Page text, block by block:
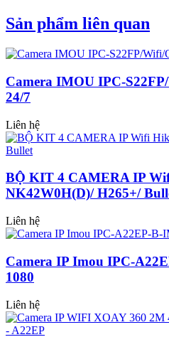
Sản phẩm liên quan
Camera IMOU IPC-
24/7
Liên hệ
BỘ KIT 4 CAMERA IP
NK42W0H(D)/ H265+/
Liên hệ
Camera IP Imou IPC-
1080
Liên hệ